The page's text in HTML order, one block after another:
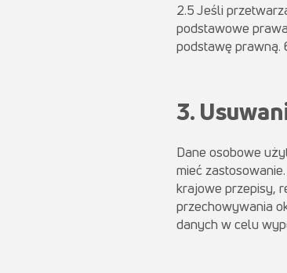
2.5 Jeśli
podstawowe
podstawę prawną.
3.
Dane osobowe
mieć
krajowe przepisy,
przechowywania
danych w celu